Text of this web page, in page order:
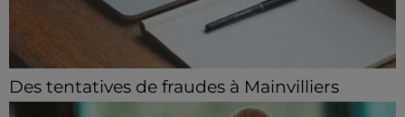
Des tentatives de fraudes à Mainvilliers
Des personnes malveillantes tentent de voler vos